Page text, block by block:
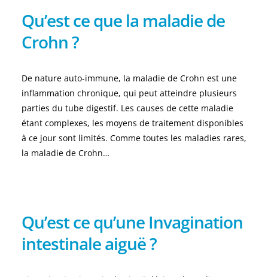
Qu’est ce que la maladie de
Crohn ?
De nature auto-immune, la maladie de Crohn est une
inflammation chronique, qui peut atteindre plusieurs
parties du tube digestif. Les causes de cette maladie
étant complexes, les moyens de traitement disponibles
à ce jour sont limités. Comme toutes les maladies rares,
la maladie de Crohn…
Qu’est ce qu’une Invagination
intestinale aiguë ?